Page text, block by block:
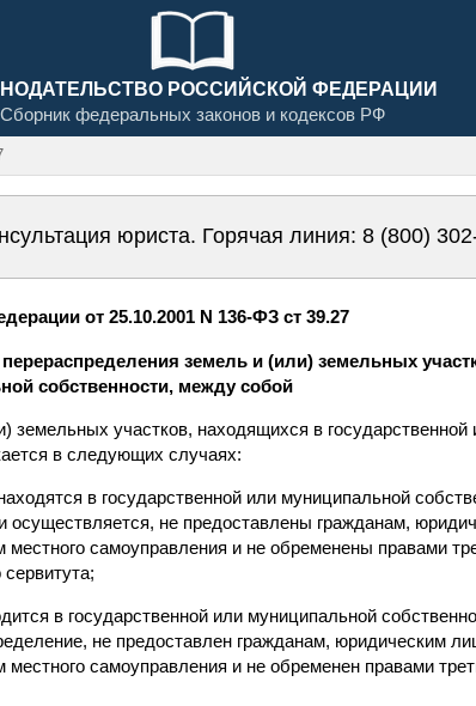
РОССИЙСКОЙ ФЕДЕРАЦИИ
Сборник федеральных законов и кодексов РФ
юриста. Горячая линия: 8 (800)
от 25.10.2001 N 136-ФЗ ст 39.27
земель и (или) земельных
собственности, между собой
земельных участков, находящихся в
в следующих случаях:
в государственной или муниципальной
осуществляется, не предоставлены гражданам,
местного самоуправления и не обременены правами
в государственной или муниципальной
не предоставлен гражданам, юридическим
местного самоуправления и не обременен правами